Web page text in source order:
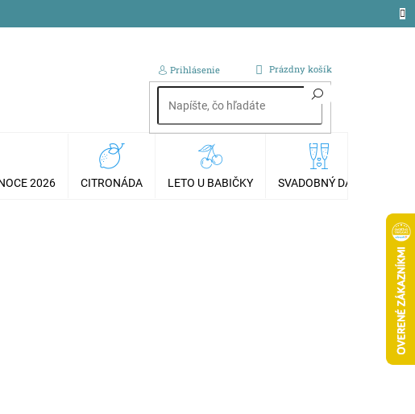
Prihlásenie
NÁKUPNÝ
KOŠÍK
Prázdny košík
2026 CITRONÁDA LETO U BABIČKY SVADOBNÝ DAR